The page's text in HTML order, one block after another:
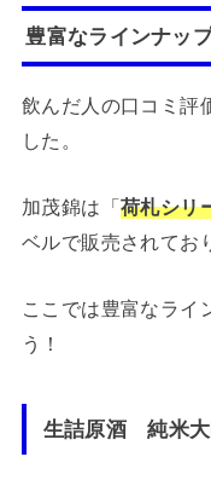
豊富なラインナッ
飲んだ人の口コミ評
した。
加茂錦は「荷札シリ
ベルで販売されてお
ここでは豊富なライ
う！
生詰原酒 純米大